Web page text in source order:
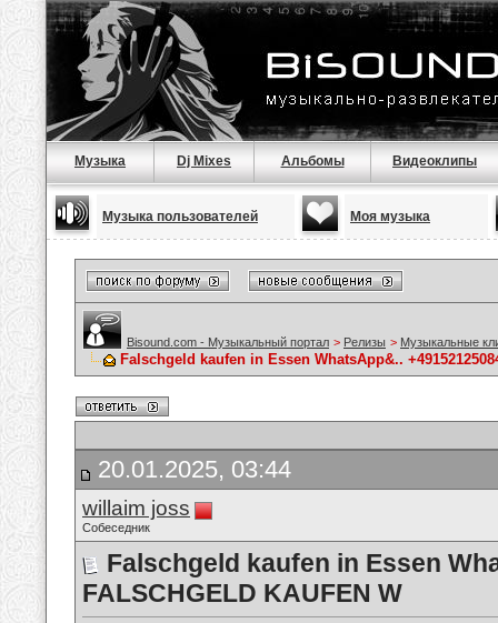
Музыка Dj Mixes Альбомы Видеоклипы
Музыка пользователей Моя музыка
Bisound.com - Музыкальный портал > Релизы > Музыкальные
Falschgeld kaufen in Essen WhatsApp&..
20.01.2025, 03:44
willaim joss
Собеседник
Falschgeld kaufen in Essen
FALSCHGELD KAUFEN W